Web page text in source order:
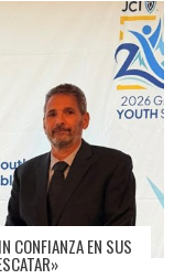
CONFIANZA EN SUS